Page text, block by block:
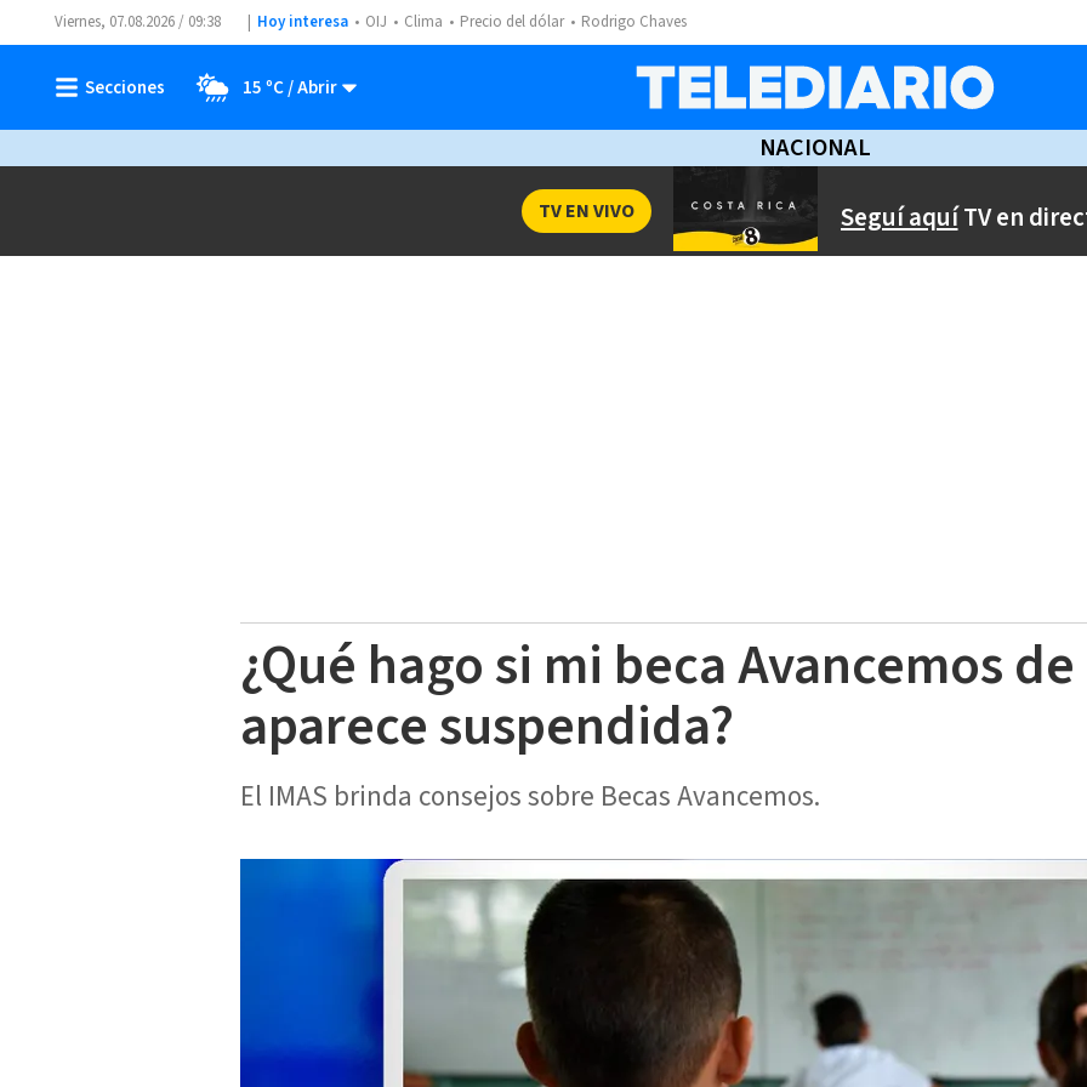
Viernes, 07.08.2026 / 09:38 Hoy interesa OIJ Clima Precio del dólar Rodrigo Chaves
15 ºC
NACIONAL
Seguí aquíTV en
TV EN VIVO
¿Qué hago si mi beca Avancemos de
aparece suspendida?
El IMAS brinda consejos sobre Becas Avancemos.